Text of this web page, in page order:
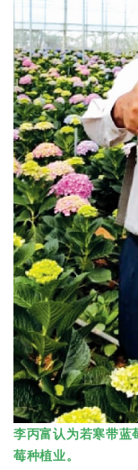
李丙富认为若寒带蓝
莓种植业。